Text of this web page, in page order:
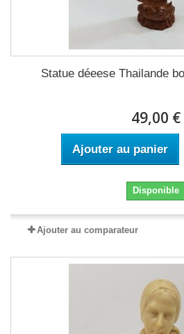
Statue déeese Thailande
49,00 €
Ajouter au panier
Disponible
Ajouter au comparateur